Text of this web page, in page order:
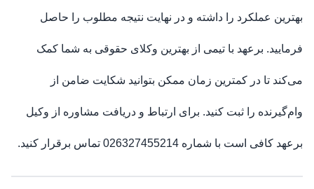
بهترین عملکرد را داشته و در نهایت نتیجه مطلوب را حاصل
فرمایید. برعهد با تیمی از بهترین وکلای حقوقی به شما کمک
می‌کند تا در کمترین زمان ممکن بتوانید شکایت ضامن از
وام‌گیرنده را ثبت کنید. برای ارتباط و دریافت مشاوره از وکیل
برعهد کافی است با شماره 026327455214 تماس برقرار کنید.